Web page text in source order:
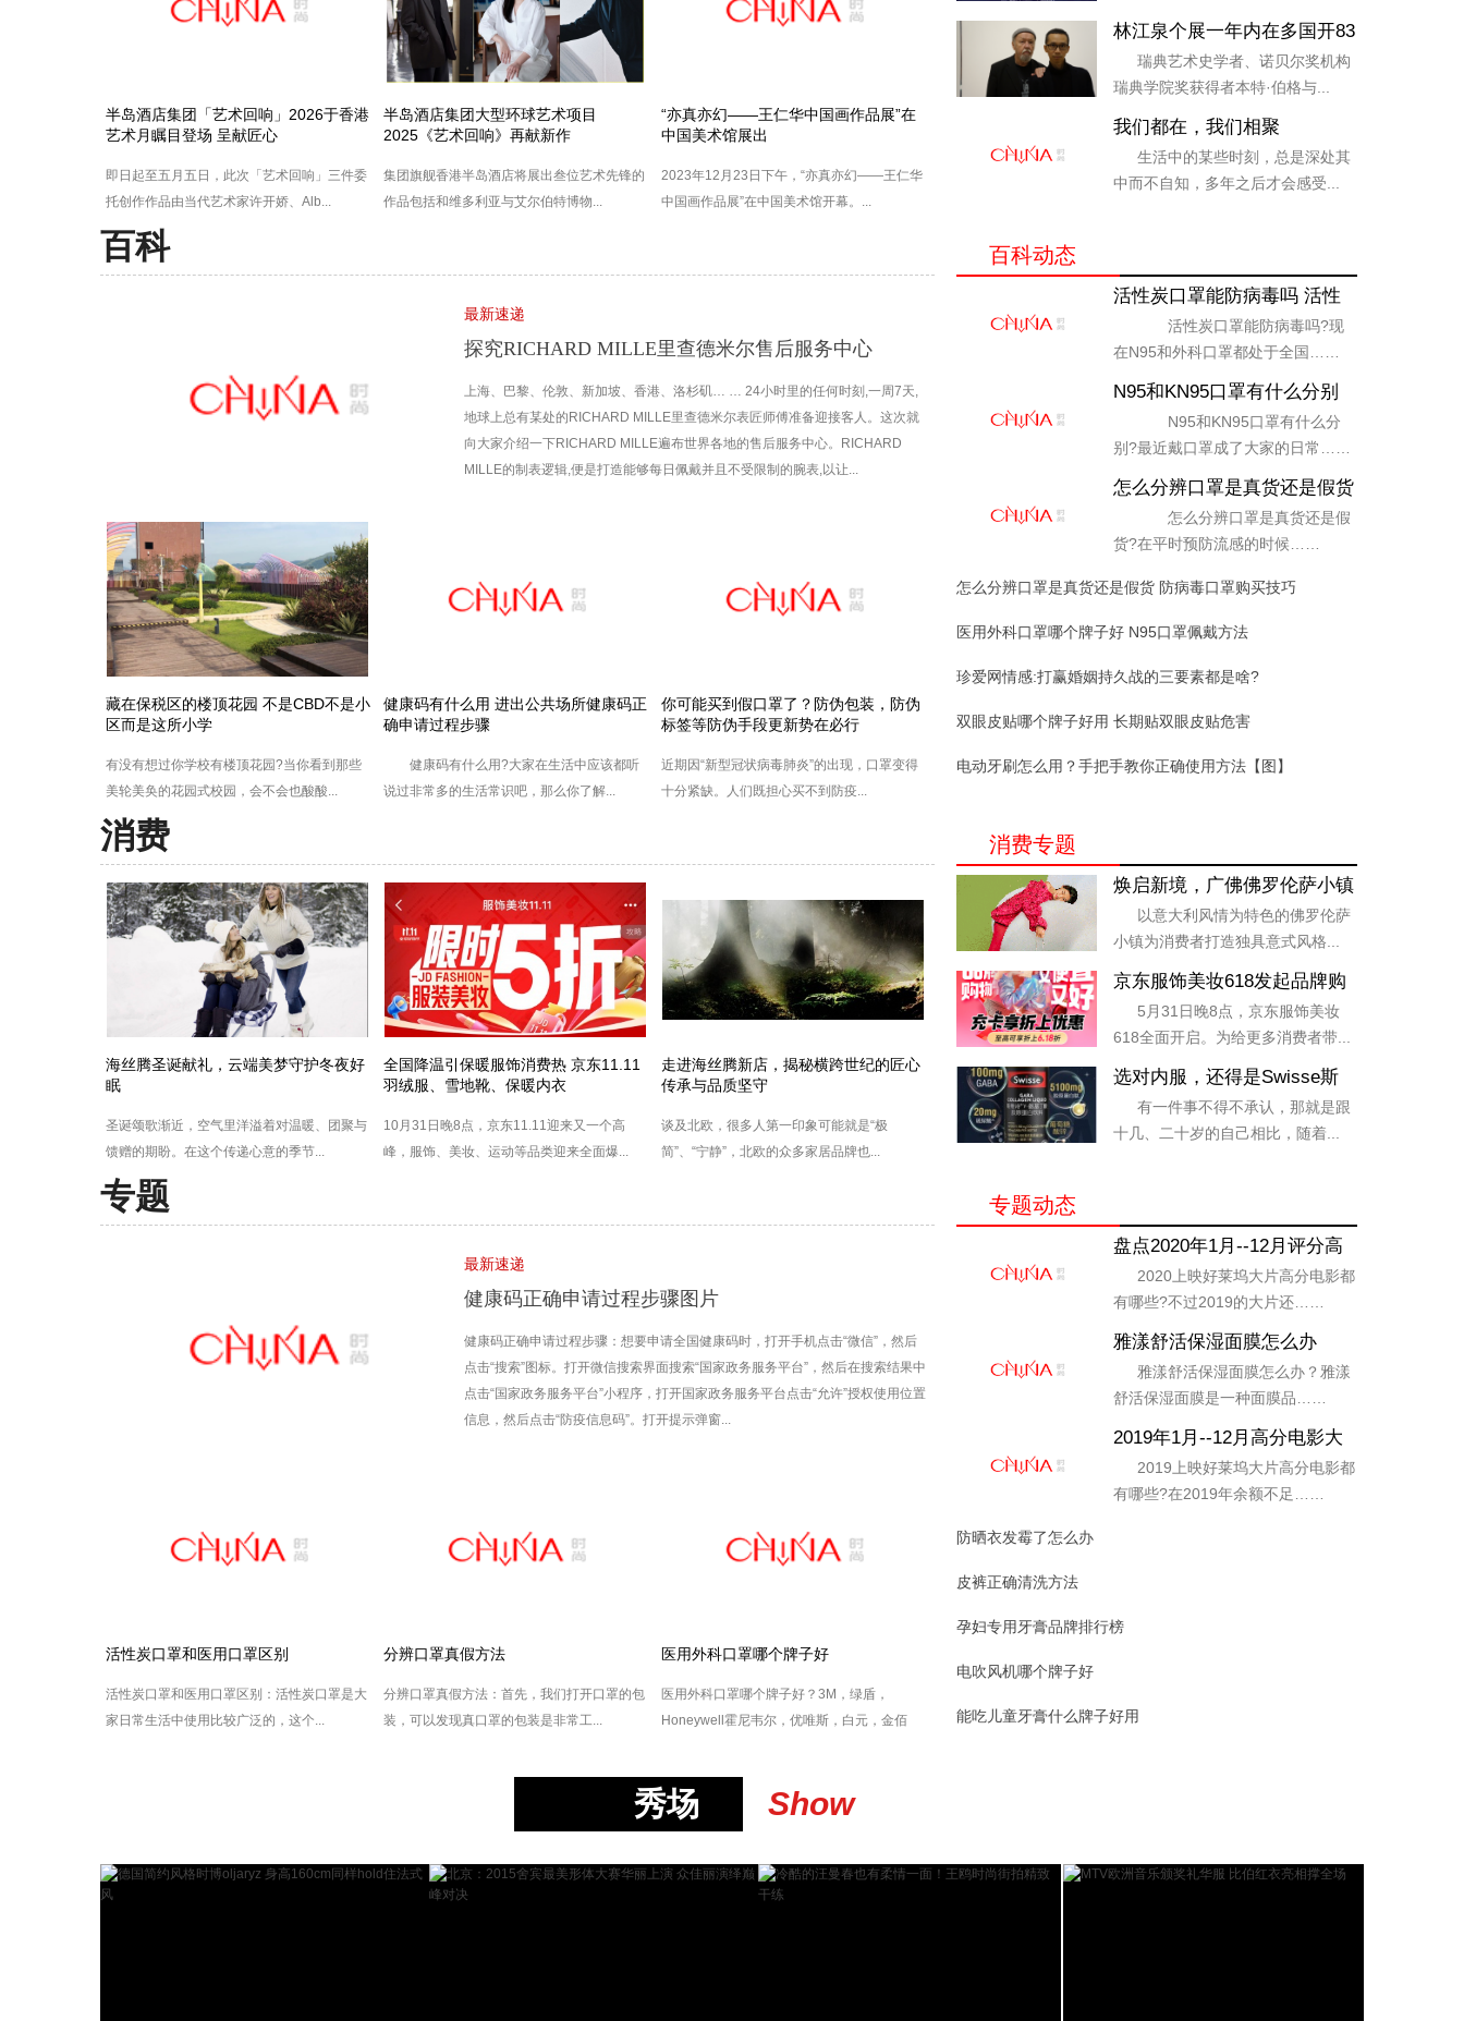
半岛酒店集团「艺术回响」2026于香港
艺术月瞩目登场 呈献匠心
即日起至五月五日，此次「艺术回响」三件委
托创作作品由当代艺术家许开娇、Alb...
半岛酒店集团大型环球艺术项目
2025《艺术回响》再献新作
集团旗舰香港半岛酒店将展出叁位艺术先锋的
作品包括和维多利亚与艾尔伯特博物...
“亦真亦幻——王仁华中国画作品展”在
中国美术馆展出
2023年12月23日下午，“亦真亦幻——王仁华
中国画作品展”在中国美术馆开幕。...
林江泉个展一年内在多国开83
场，国际顶级策展人因地制宜
瑞典艺术史学者、诺贝尔奖机构
瑞典学院奖获得者本特·伯格与...
我们都在，我们相聚
——"2020艺术北京 · 发现"开
幕暨2021艺术北京全新发布
生活中的某些时刻，总是深处其
中而不自知，多年之后才会感受...
百科
最新速递
探究RICHARD MILLE里查德米尔售后服务中心
上海、巴黎、伦敦、新加坡、香港、洛杉矶… … 24小时里的任何时刻,一周7天,
地球上总有某处的RICHARD MILLE里查德米尔表匠师傅准备迎接客人。这次就
向大家介绍一下RICHARD MILLE遍布世界各地的售后服务中心。RICHARD
MILLE的制表逻辑,便是打造能够每日佩戴并且不受限制的腕表,以让...
藏在保税区的楼顶花园 不是CBD不是小
区而是这所小学
有没有想过你学校有楼顶花园?当你看到那些
美轮美奂的花园式校园，会不会也酸酸...
健康码有什么用 进出公共场所健康码正
确申请过程步骤
健康码有什么用?大家在生活中应该都听
说过非常多的生活常识吧，那么你了解...
你可能买到假口罩了？防伪包装，防伪
标签等防伪手段更新势在必行
近期因“新型冠状病毒肺炎”的出现，口罩变得
十分紧缺。人们既担心买不到防疫...
百科动态
活性炭口罩能防病毒吗 活性
炭口罩和医用口罩区别
活性炭口罩能防病毒吗?现
在N95和外科口罩都处于全国……
N95和KN95口罩有什么分别
防病毒口罩品牌排行榜
N95和KN95口罩有什么分
别?最近戴口罩成了大家的日常……
怎么分辨口罩是真货还是假货
防病毒口罩购买技巧
怎么分辨口罩是真货还是假
货?在平时预防流感的时候……
怎么分辨口罩是真货还是假货 防病毒口罩购买技巧
医用外科口罩哪个牌子好 N95口罩佩戴方法
珍爱网情感:打赢婚姻持久战的三要素都是啥?
双眼皮贴哪个牌子好用 长期贴双眼皮贴危害
电动牙刷怎么用？手把手教你正确使用方法【图】
消费
海丝腾圣诞献礼，云端美梦守护冬夜好
眠
圣诞颂歌渐近，空气里洋溢着对温暖、团聚与
馈赠的期盼。在这个传递心意的季节...
全国降温引保暖服饰消费热 京东11.11
羽绒服、雪地靴、保暖内衣
10月31日晚8点，京东11.11迎来又一个高
峰，服饰、美妆、运动等品类迎来全面爆...
走进海丝腾新店，揭秘横跨世纪的匠心
传承与品质坚守
谈及北欧，很多人第一印象可能就是“极
简”、“宁静”，北欧的众多家居品牌也...
消费专题
焕启新境，广佛佛罗伦萨小镇
带你云意畅想
以意大利风情为特色的佛罗伦萨
小镇为消费者打造独具意式风格...
京东服饰美妆618发起品牌购
物卡超级联盟 波司登、北
面、CPB肌肤之钥等大牌充值
至高享6.18折上折
5月31日晚8点，京东服饰美妆
618全面开启。为给更多消费者带...
选对内服，还得是Swisse斯
维诗有一件事不得不承认，那就是跟
十几、二十岁的自己相比，随着...
专题
最新速递
健康码正确申请过程步骤图片
健康码正确申请过程步骤：想要申请全国健康码时，打开手机点击“微信”，然后
点击“搜索”图标。打开微信搜索界面搜索“国家政务服务平台”，然后在搜索结果中
点击“国家政务服务平台”小程序，打开国家政务服务平台点击“允许”授权使用位置
信息，然后点击“防疫信息码”。打开提示弹窗...
活性炭口罩和医用口罩区别
活性炭口罩和医用口罩区别：活性炭口罩是大
家日常生活中使用比较广泛的，这个...
分辨口罩真假方法
分辨口罩真假方法：首先，我们打开口罩的包
装，可以发现真口罩的包装是非常工...
医用外科口罩哪个牌子好
医用外科口罩哪个牌子好？3M，绿盾，
Honeywell霍尼韦尔，优唯斯，白元，金佰
专题动态
盘点2020年1月--12月评分高
好看电影
2020上映好莱坞大片高分电影都
有哪些?不过2019的大片还……
雅漾舒活保湿面膜怎么办
雅漾舒活保湿面膜怎么办？雅漾
舒活保湿面膜是一种面膜品……
2019年1月--12月高分电影大
盘点2019上映好莱坞大片高分电影都
有哪些?在2019年余额不足……
防晒衣发霉了怎么办
皮裤正确清洗方法
孕妇专用牙膏品牌排行榜
电吹风机哪个牌子好
能吃儿童牙膏什么牌子好用
秀场 Show